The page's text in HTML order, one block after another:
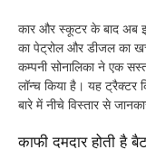
कार और स्कूटर के बाद अब
का पेट्रोल और डीजल का
कम्पनी सोनालिका ने एक
लॉन्च किया है। यह ट्रैक्टर
बारे में नीचे विस्तार से
काफी दमदार होती है